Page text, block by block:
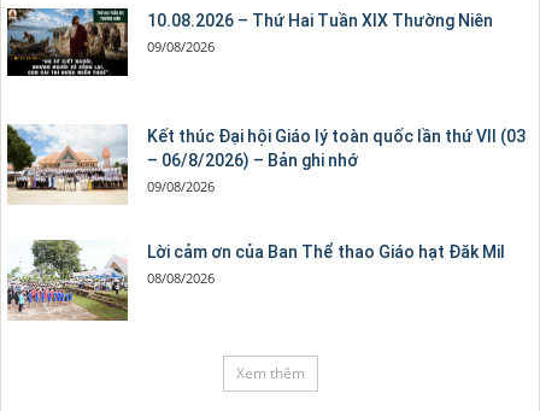
10.08.2026 – Thứ Hai Tuần XIX Thường Niên
09/08/2026
Kết thúc Đại hội Giáo lý toàn quốc lần thứ VII (03
– 06/8/2026) – Bản ghi nhớ
09/08/2026
Lời cảm ơn của Ban Thể thao Giáo hạt Đăk Mil
08/08/2026
Xem thêm